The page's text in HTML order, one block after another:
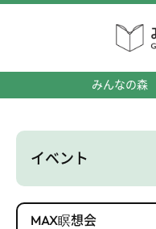
みんなの森
イベント
MAX瞑想会